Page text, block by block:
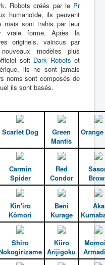
. Robots créés par le Pr
humanoïde, ils peuvent
mais sont trahis par leur
vraie forme. Après la
originels, vaincus par
modèles plus
soit Dark Robots et
ils ne sont jamais
noms sont composés de
ils sont basés.
Scarlet Dog
Green
Mantis
Carmin
Spider
Red
Condor
Kin'iro
Kômori
Beni
Kurage
Aka
Shiro
Kiiro
Arijigoku